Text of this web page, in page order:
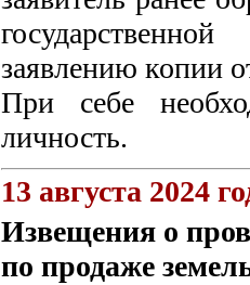
заявлению копии
При себе
личность.
13 августа 2024
Извещения о
по продаже